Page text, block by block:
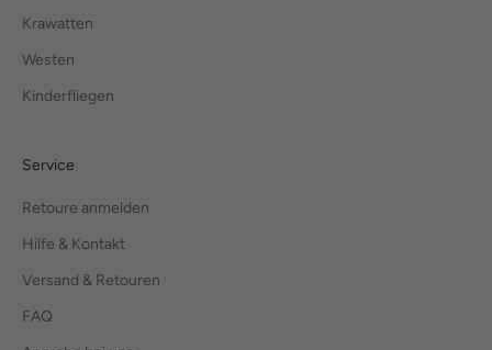
Krawatten
Westen
Kinderfliegen
Service
Retoure anmelden
Hilfe & Kontakt
Versand & Retouren
FAQ